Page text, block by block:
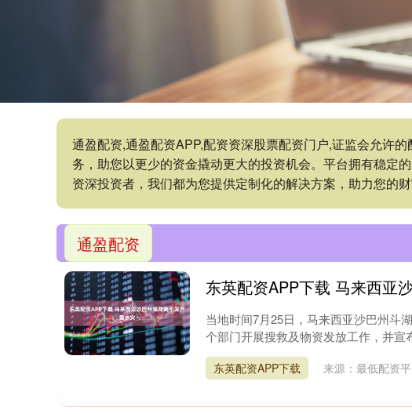
通盈配资,通盈配资APP,配资资深股票配资门户,证监会允许
务，助您以更少的资金撬动更大的投资机会。平台拥有稳定
资深投资者，我们都为您提供定制化的解决方案，助力您的
通盈配资
东英配资APP下载 马来西亚
当地时间7月25日，马来西亚沙巴州斗
个部门开展搜救及物资发放工作，并
东英配资APP下载 来源：最低配资